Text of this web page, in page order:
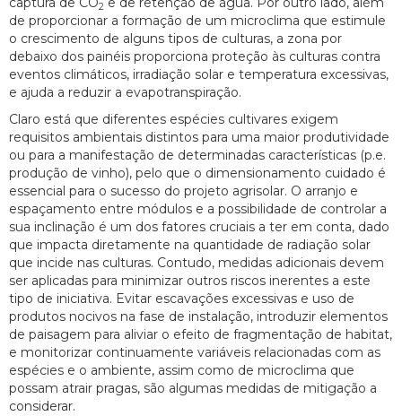
2
de proporcionar a formação de um microclima que estimule
o crescimento de alguns tipos de culturas, a zona por
debaixo dos painéis proporciona proteção às culturas contra
eventos climáticos, irradiação solar e temperatura excessivas,
e ajuda a reduzir a evapotranspiração.
Claro está que diferentes espécies cultivares exigem
requisitos ambientais distintos para uma maior produtividade
ou para a manifestação de determinadas características (p.e.
produção de vinho), pelo que o dimensionamento cuidado é
essencial para o sucesso do projeto agrisolar. O arranjo e
espaçamento entre módulos e a possibilidade de controlar a
sua inclinação é um dos fatores cruciais a ter em conta, dado
que impacta diretamente na quantidade de radiação solar
que incide nas culturas. Contudo, medidas adicionais devem
ser aplicadas para minimizar outros riscos inerentes a este
tipo de iniciativa. Evitar escavações excessivas e uso de
produtos nocivos na fase de instalação, introduzir elementos
de paisagem para aliviar o efeito de fragmentação de habitat,
e monitorizar continuamente variáveis relacionadas com as
espécies e o ambiente, assim como de microclima que
possam atrair pragas, são algumas medidas de mitigação a
considerar.